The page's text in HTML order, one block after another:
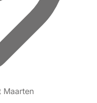
Maarten